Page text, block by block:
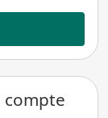
compte